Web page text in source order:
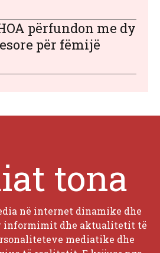
përfundon me dy
për fëmijë
tona
në internet dinamike dhe
informimit dhe aktualitetit të
mediatike dhe